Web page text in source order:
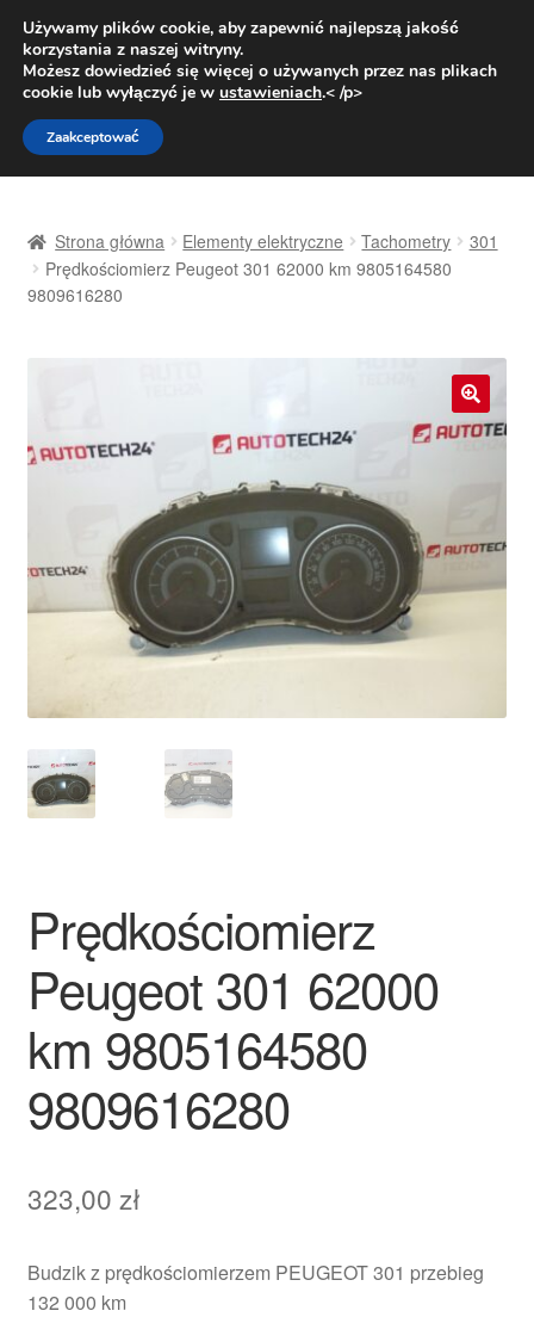
DOSTAWA od 31 zł
Pn.-pt. 9:00-16:00800 003 167
Przejdź
do
nawigacji
Przejdź
do
treści
Dostawa
Moje konto
Płatności
Polityka prywatności
Procedura reklamacyjna
Skarga
Zasady i warunki
Strona główna Elementy elektryczne Tachometry
301
Prędkościomierz Peugeot 301 62000 km 9805164580
9809616280
🔍
Prędkościomierz
Peugeot 301 62000
km 9805164580
9809616280
323,00 zł
Budzik z prędkościomierzem PEUGEOT 301 przebieg
132 000 km
Używamy plików cookie, aby zapewnić najlepszą jakość
korzystania z naszej witryny.
Możesz dowiedzieć się więcej o używanych przez nas plikach
cookie lub wyłączyć je w ustawieniach.< /p>
Zaakceptować